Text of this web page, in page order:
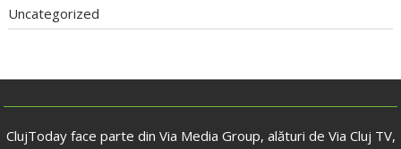
Uncategorized
ClujToday face parte din Via Media Group, alături de Via Cluj TV,